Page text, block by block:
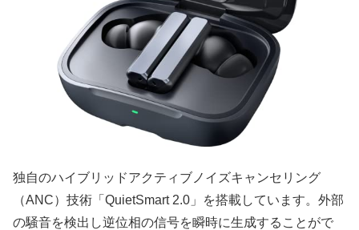
独自のハイブリッドアクティブノイズキャンセリング
（ANC）技術「QuietSmart 2.0」を搭載しています。外部
の騒音を検出し逆位相の信号を瞬時に生成することがで